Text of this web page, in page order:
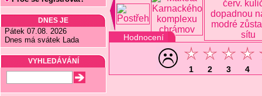
DNES JE
Pátek 07.08. 2026
Dnes má svátek Lada
VYHLEDÁVÁNÍ
Hodnocení
1 2 3 4